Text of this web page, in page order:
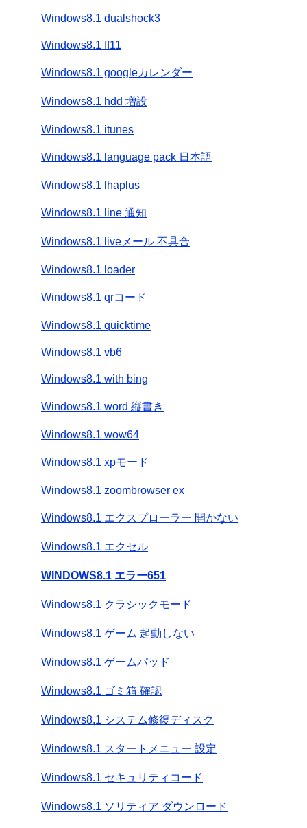
Windows8.1 dualshock3
Windows8.1 ff11
Windows8.1 googleカレンダー
Windows8.1 hdd 増設
Windows8.1 itunes
Windows8.1 language pack 日本語
Windows8.1 lhaplus
Windows8.1 line 通知
Windows8.1 liveメール 不具合
Windows8.1 loader
Windows8.1 qrコード
Windows8.1 quicktime
Windows8.1 vb6
Windows8.1 with bing
Windows8.1 word 縦書き
Windows8.1 wow64
Windows8.1 xpモード
Windows8.1 zoombrowser ex
Windows8.1 エクスプローラー 開かない
Windows8.1 エクセル
WINDOWS8.1 エラー651
Windows8.1 クラシックモード
Windows8.1 ゲーム 起動しない
Windows8.1 ゲームパッド
Windows8.1 ゴミ箱 確認
Windows8.1 システム修復ディスク
Windows8.1 スタートメニュー 設定
Windows8.1 セキュリティコード
Windows8.1 ソリティア ダウンロード